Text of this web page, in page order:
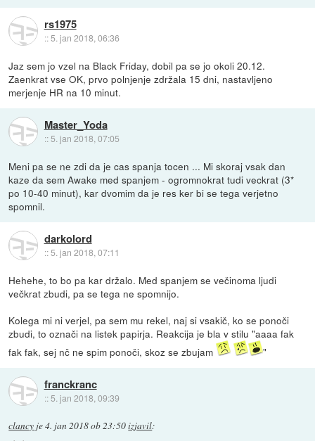
rs1975
::5. jan 2018, 06:36
Jaz sem jo vzel na Black Friday, dobil pa se jo okoli 20.12.
Zaenkrat vse OK, prvo polnjenje zdržala 15 dni, nastavljeno
merjenje HR na 10 minut.
Master_Yoda
:: 5. jan 2018, 07:05
Meni pa se ne zdi da je cas spanja tocen ... Mi skoraj vsak dan
kaze da sem Awake med spanjem - ogromnokrat tudi veckrat (3*
po 10-40 minut), kar dvomim da je res ker bi se tega verjetno
spomnil.
darkolord
::5. jan 2018, 07:11
Hehehe, to bo pa kar držalo. Med spanjem se večinoma ljudi
večkrat zbudi, pa se tega ne spomnijo.
Kolega mi ni verjel, pa sem mu rekel, naj si vsakič, ko se ponoči
zbudi, to označi na listek papirja. Reakcija je bla v stilu "aaaa fak
fak fak, sej nč ne spim ponoči, skoz se zbujam
"
franckranc
:: 5. jan 2018, 09:39
clancy je4. jan 2018 ob 23:50izjavil: